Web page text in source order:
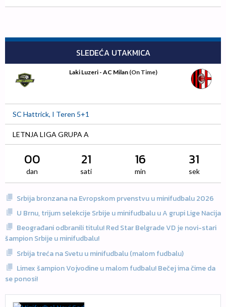
SLEDEĆA UTAKMICA
Laki Luzeri - AC Milan(On Time)
SC Hattrick, I Teren 5+1
LETNJA LIGA GRUPA A
00
dan
21
sati
16
min
31
sek
Srbija bronzana na Evropskom prvenstvu u minifudbalu 2026
U Brnu, trijum selekcije Srbije u minifudbalu u A grupi Lige Nacija
Beograđani odbranili titulu! Red Star Belgrade VD je novi-stari
šampion Srbije u minifudbalu!
Srbija treća na Svetu u minifudbalu (malom fudbalu)
Limex šampion Vojvodine u malom fudbalu! Bečej ima čime da
se ponosi!